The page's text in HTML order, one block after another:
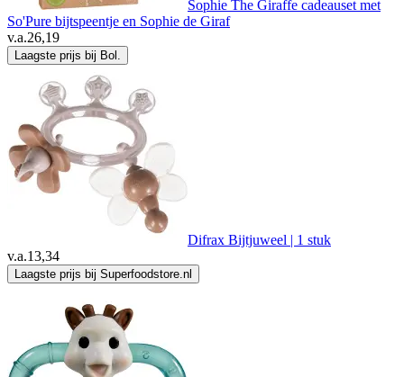
Sophie The Giraffe cadeauset met
So'Pure bijtspeentje en Sophie de Giraf
v.a.26,19
Laagste prijs bij Bol.
Difrax Bijtjuweel | 1 stuk
v.a.13,34
Laagste prijs bij Superfoodstore.nl